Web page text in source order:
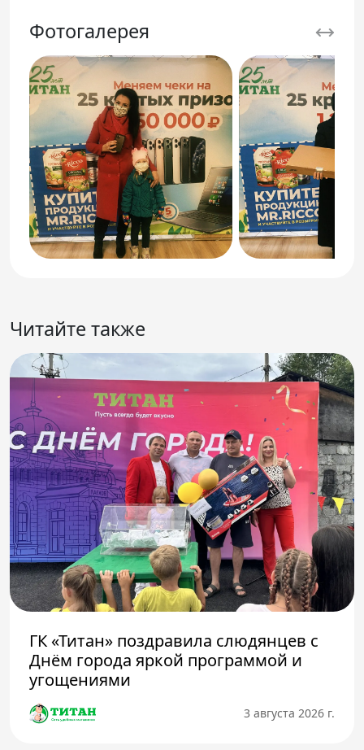
Фотогалерея
Читайте также
ГК «Титан» поздравила слюдянцев с
Днём города яркой программой и
угощениями
3 августа 2026 г.